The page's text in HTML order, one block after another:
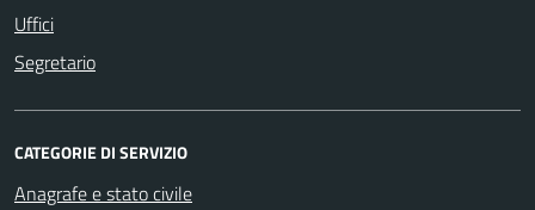
Uffici
Segretario
CATEGORIE DI SERVIZIO
Anagrafe e stato civile